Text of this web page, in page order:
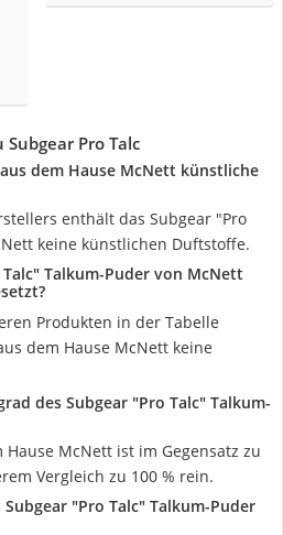
Pro Talc
dem Hause McNett künstliche
enthält das Subgear "Pro
keine künstlichen Duftstoffe.
Talkum-Puder von McNett
Produkten in der Tabelle
dem Hause McNett keine
des Subgear "Pro Talc" Talkum-
Hause McNett ist im Gegensatz zu
Vergleich zu 100 % rein.
"Pro Talc" Talkum-Puder